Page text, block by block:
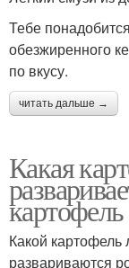
Тебе
обезжиренного
по вкусу.
читать дальше →
Какая
Какой
развариваются